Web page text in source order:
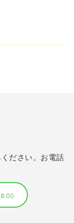
ださい。お電話